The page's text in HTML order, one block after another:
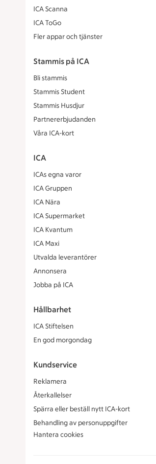
ICA Scanna
ICA ToGo
Fler appar och tjänster
Stammis på ICA
Bli stammis
Stammis Student
Stammis Husdjur
Partnererbjudanden
Våra ICA-kort
ICA
ICAs egna varor
ICA Gruppen
ICA Nära
ICA Supermarket
ICA Kvantum
ICA Maxi
Utvalda leverantörer
Annonsera
Jobba på ICA
Hållbarhet
ICA Stiftelsen
En god morgondag
Kundservice
Reklamera
Återkallelser
Spärra eller beställ nytt ICA-kort
Behandling av personuppgifter
Hantera cookies